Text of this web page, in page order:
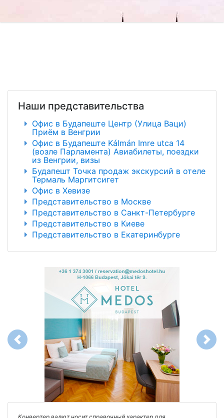
Наши представительства
Офис в Будапеште Центр (Улица Ваци)
Приём в Венгрии
Офис в Будапеште Kálmán Imre utca 14
(возле Парламента) Авиабилеты, поездки
из Венгрии, визы
Будапешт Точка продаж экскурсий в отеле
Термаль Маргитсигет
Офис в Хевизе
Представительство в Москве
Представительство в Санкт-Петербурге
Представительство в Киеве
Представительство в Екатеринбурге
Previous Next